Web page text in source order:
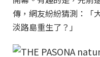
傳，網友紛紛猜測：「
淡路島重生了？」